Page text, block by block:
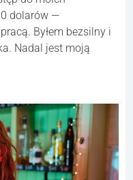
dolarów —
Byłem bezsilny i
Nadal jest moją